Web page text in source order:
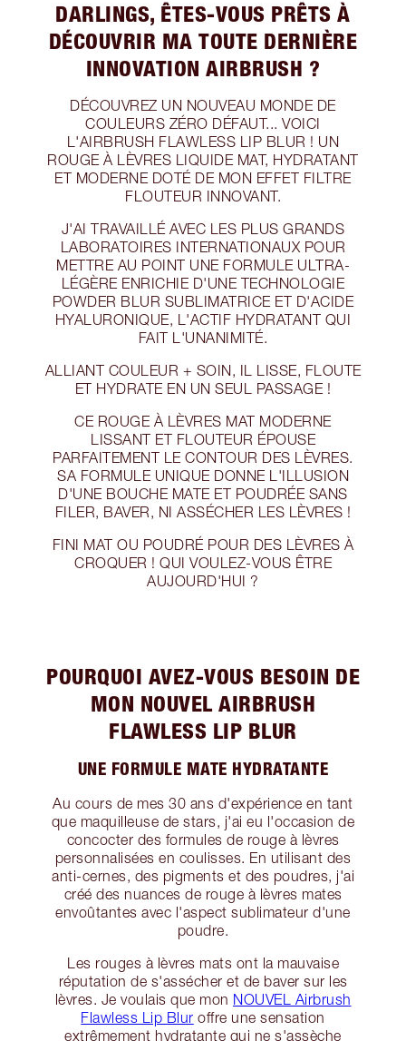
DARLINGS, ÊTES-VOUS PRÊTS À
DÉCOUVRIR MA TOUTE DERNIÈRE
INNOVATION AIRBRUSH ?
DÉCOUVREZ UN NOUVEAU MONDE DE
COULEURS ZÉRO DÉFAUT... VOICI
L'AIRBRUSH FLAWLESS LIP BLUR ! UN
ROUGE À LÈVRES LIQUIDE MAT, HYDRATANT
ET MODERNE DOTÉ DE MON EFFET FILTRE
FLOUTEUR INNOVANT.
J'AI TRAVAILLÉ AVEC LES PLUS GRANDS
LABORATOIRES INTERNATIONAUX POUR
METTRE AU POINT UNE FORMULE ULTRA-
LÉGÈRE ENRICHIE D'UNE TECHNOLOGIE
POWDER BLUR SUBLIMATRICE ET D'ACIDE
HYALURONIQUE, L'ACTIF HYDRATANT QUI
FAIT L'UNANIMITÉ.
ALLIANT COULEUR + SOIN, IL LISSE, FLOUTE
ET HYDRATE EN UN SEUL PASSAGE !
CE ROUGE À LÈVRES MAT MODERNE
LISSANT ET FLOUTEUR ÉPOUSE
PARFAITEMENT LE CONTOUR DES LÈVRES.
SA FORMULE UNIQUE DONNE L'ILLUSION
D'UNE BOUCHE MATE ET POUDRÉE SANS
FILER, BAVER, NI ASSÉCHER LES LÈVRES !
FINI MAT OU POUDRÉ POUR DES LÈVRES À
CROQUER ! QUI VOULEZ-VOUS ÊTRE
AUJOURD'HUI ?
POURQUOI AVEZ-VOUS BESOIN DE
MON NOUVEL AIRBRUSH
FLAWLESS LIP BLUR
UNE FORMULE MATE HYDRATANTE
Au cours de mes 30 ans d'expérience en tant
que maquilleuse de stars, j'ai eu l'occasion de
concocter des formules de rouge à lèvres
personnalisées en coulisses. En utilisant des
anti-cernes, des pigments et des poudres, j'ai
créé des nuances de rouge à lèvres mates
envoûtantes avec l'aspect sublimateur d'une
poudre.
Les rouges à lèvres mats ont la mauvaise
réputation de s'assécher et de baver sur les
lèvres. Je voulais que mon NOUVEL Airbrush
Flawless Lip Blur offre une sensation
extrêmement hydratante qui ne s'assèche